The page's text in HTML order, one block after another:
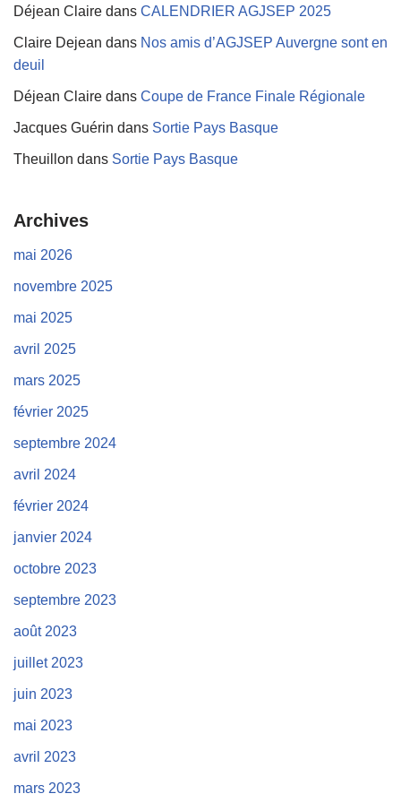
Déjean Claire dans CALENDRIER AGJSEP 2025
Claire Dejean dans Nos amis d’AGJSEP Auvergne sont en
deuil
Déjean Claire dans Coupe de France Finale Régionale
Jacques Guérin dans Sortie Pays Basque
Theuillon dans Sortie Pays Basque
Archives
mai 2026
novembre 2025
mai 2025
avril 2025
mars 2025
février 2025
septembre 2024
avril 2024
février 2024
janvier 2024
octobre 2023
septembre 2023
août 2023
juillet 2023
juin 2023
mai 2023
avril 2023
mars 2023